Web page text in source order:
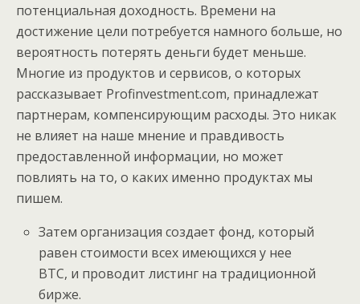
потенциальная доходность. Времени на
достижение цели потребуется намного больше, но
вероятность потерять деньги будет меньше.
Многие из продуктов и сервисов, о которых
рассказывает Profinvestment.com, принадлежат
партнерам, компенсирующим расходы. Это никак
не влияет на наше мнение и правдивость
предоставленной информации, но может
повлиять на то, о каких именно продуктах мы
пишем.
Затем организация создает фонд, который
равен стоимости всех имеющихся у нее
BTC, и проводит листинг на традиционной
бирже.